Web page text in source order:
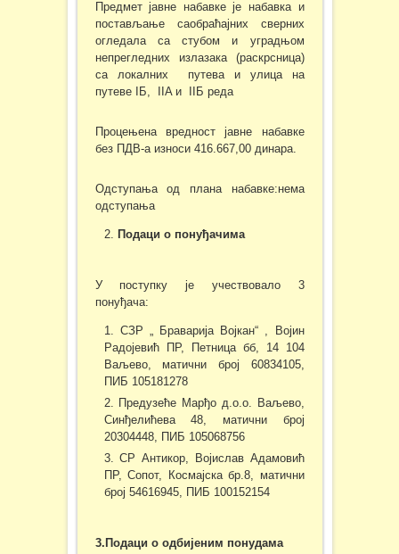
Предмет јавне набавке је набавка и
постављање саобраћајних сверних
огледала са стубом и уградњом
непрегледних излазака (раскрсница)
са локалних путева и улица на
путеве IБ, IIA и IIБ реда
Процењена вредност јавне набавке
без ПДВ-а износи 416.667,00 динара.
Одступања од плана набавке:нема
одступања
Подаци о понуђачима
У поступку је учествовало 3
понуђача:
СЗР „ Браварија Војкан“ , Војин
Радојевић ПР, Петница бб, 14 104
Ваљево, матични број 60834105,
ПИБ 105181278
Предузеће Марђо д.о.о. Ваљево,
Синђелићева 48, матични број
20304448, ПИБ 105068756
СР Антикор, Војислав Адамовић
ПР, Сопот, Космајска бр.8, матични
број 54616945, ПИБ 100152154
3.Подаци о одбијеним понудама